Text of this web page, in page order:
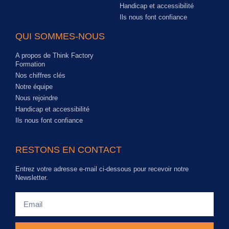
Handicap et accessibilité
Ils nous font confiance
QUI SOMMES-NOUS
A propos de Think Factory
Formation
Nos chiffres clés
Notre équipe
Nous rejoindre
Handicap et accessibilité
Ils nous font confiance
RESTONS EN CONTACT
Entrez votre adresse e-mail ci-dessous pour recevoir notre
Newsletter.